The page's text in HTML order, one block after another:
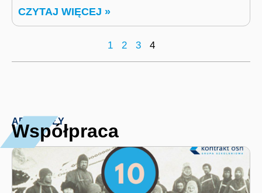
CZYTAJ WIĘCEJ »
1 2 3 4
ARTYKUŁY
Współpraca